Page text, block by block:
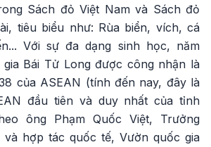
Sách đỏ Việt Nam và Sách đỏ
tiêu biểu như: Rùa biển, vích, cá
Với sự đa dạng sinh học, năm
gia Bái Tử Long được công nhận là
của ASEAN (tính đến nay, đây là
đầu tiên và duy nhất của tỉnh
ông Phạm Quốc Việt, Trưởng
và hợp tác quốc tế, Vườn quốc gia